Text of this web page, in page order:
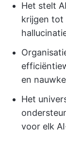
Het stelt
krijgen tot
en
Het
voor elk